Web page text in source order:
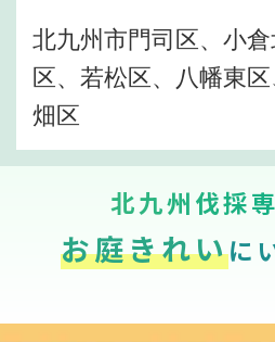
北九州市門司区、小
区、若松区、八幡東
畑区
北九州伐採
お庭きれいに